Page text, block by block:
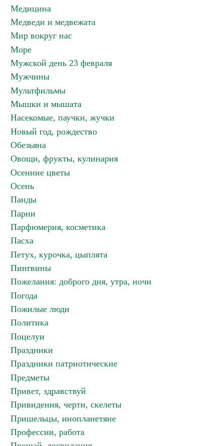
Медицина
Медведи и медвежата
Мир вокруг нас
Море
Мужской день 23 февраля
Мужчины
Мультфильмы
Мышки и мышата
Насекомые, паучки, жучки
Новый год, рождество
Обезьяна
Овощи, фрукты, кулинария
Осенние цветы
Осень
Панды
Парни
Парфюмерия, косметика
Пасха
Петух, курочка, цыплята
Пингвины
Пожелания: доброго дня, утра, ночи
Погода
Пожилые люди
Политика
Поцелуи
Праздники
Праздники патриотические
Предметы
Привет, здравствуй
Привидения, черти, скелеты
Пришельцы, инопланетяне
Профессии, работа